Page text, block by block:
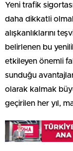
Yeni trafik
daha dikkatli
alışkanlıklarını
belirlenen bu
etkileyen önemli
sunduğu
olarak kalmak
geçirilen her yıl,